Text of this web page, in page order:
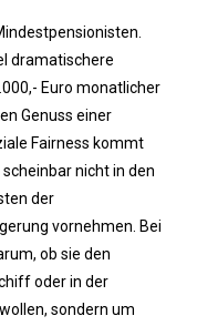
dramatischere
Euro monatlicher
Genuss einer
Fairness kommt
nicht in den
der
vornehmen. Bei
ob sie den
oder in der
sondern um